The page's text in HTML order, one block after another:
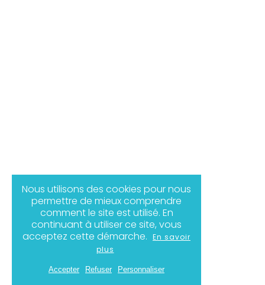
Nous utilisons des cookies pour nous
permettre de mieux comprendre
comment le site est utilisé. En
continuant à utiliser ce site, vous
acceptez cette démarche. En savoir
plus
Accepter Refuser Personnaliser